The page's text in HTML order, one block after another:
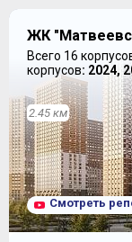
ЖК
Всего 16
корпусов: 2024,
2.45 км
Смотреть